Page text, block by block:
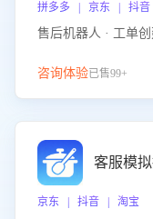
拼多多 | 京东 | 抖
售后机器人 · 工单
咨询体验已售99+
客服模
京东 | 抖音 | 淘宝